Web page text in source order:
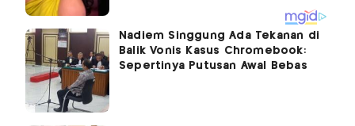
Nadiem Singgung Ada Tekanan di
Balik Vonis Kasus Chromebook:
Sepertinya Putusan Awal Bebas